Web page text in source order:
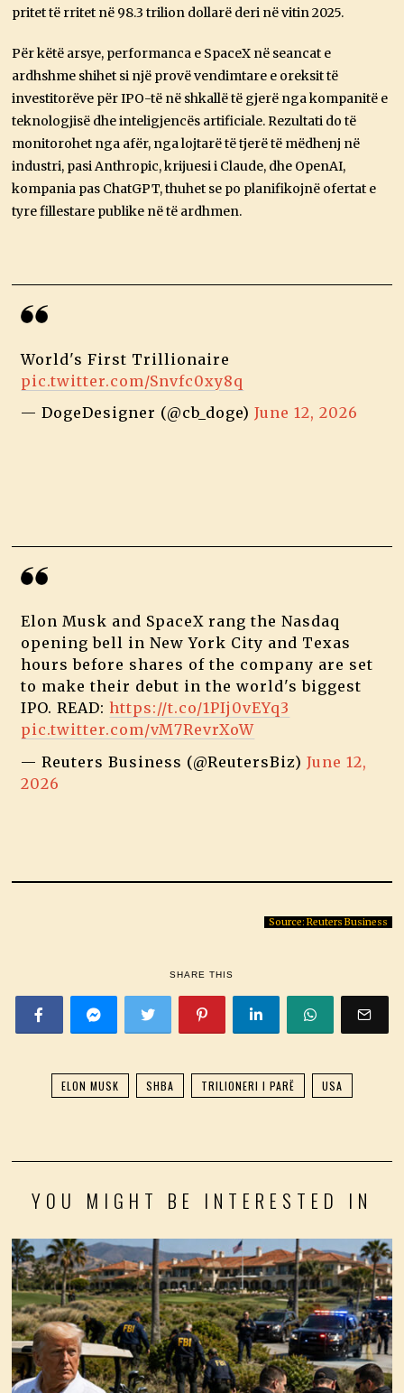
pritet të rritet në 98.3 trilion dollarë deri në vitin 2025.
Për këtë arsye, performanca e SpaceX në seancat e
ardhshme shihet si një provë vendimtare e oreksit të
investitorëve për IPO-të në shkallë të gjerë nga kompanitë e
teknologjisë dhe inteligjencës artificiale. Rezultati do të
monitorohet nga afër, nga lojtarë të tjerë të mëdhenj në
industri, pasi Anthropic, krijuesi i Claude, dhe OpenAI,
kompania pas ChatGPT, thuhet se po planifikojnë ofertat e
tyre fillestare publike në të ardhmen.
World's First Trillionaire
pic.twitter.com/Snvfc0xy8q
— DogeDesigner (@cb_doge)June 12, 2026
Elon Musk and SpaceX rang the Nasdaq
opening bell in New York City and Texas
hours before shares of the company are set
to make their debut in the world's biggest
IPO. READ:https://t.co/1PIj0vEYq3
pic.twitter.com/vM7RevrXoW
— Reuters Business (@ReutersBiz)June 12,
2026
Source: Reuters Business
SHARE THIS
ELON MUSK SHBA TRILIONERI I PARË USA
YOU MIGHT BE INTERESTED IN